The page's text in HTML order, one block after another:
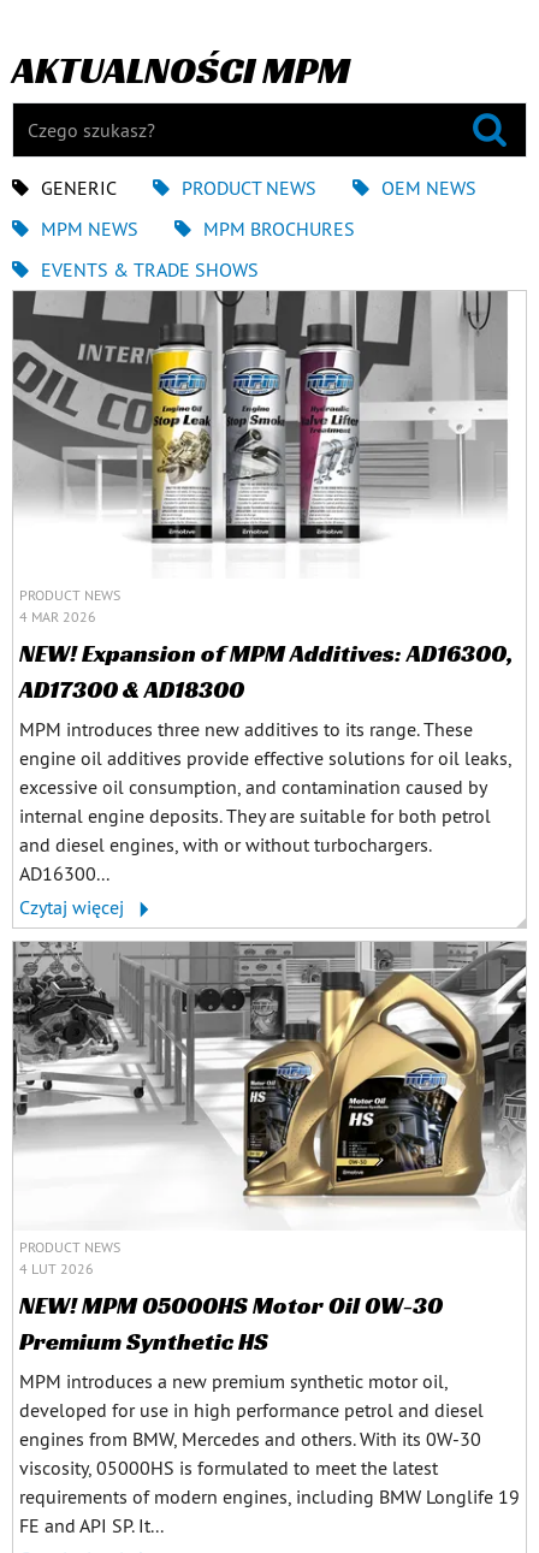
AKTUALNOŚCI MPM
GENERIC PRODUCT NEWS
OEM NEWS
MPM NEWS
MPM BROCHURES
EVENTS & TRADE SHOWS
PRODUCT NEWS
4 MAR 2026
NEW! Expansion of MPM Additives: AD16300,
AD17300 & AD18300
MPM introduces three new additives to its range. These
engine oil additives provide effective solutions for oil leaks,
excessive oil consumption, and contamination caused by
internal engine deposits. They are suitable for both petrol
and diesel engines, with or without turbochargers.
AD16300...
Czytaj więcej
PRODUCT NEWS
4 LUT 2026
NEW! MPM 05000HS Motor Oil 0W-30
Premium Synthetic HS
MPM introduces a new premium synthetic motor oil,
developed for use in high performance petrol and diesel
engines from BMW, Mercedes and others. With its 0W-30
viscosity, 05000HS is formulated to meet the latest
requirements of modern engines, including BMW Longlife 19
FE and API SP. It...